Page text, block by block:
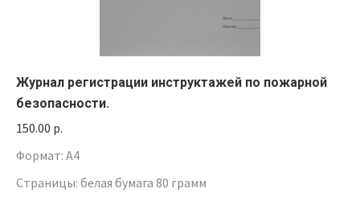
Журнал регистрации инструктажей по пожарной
безопасности.
150.00 р.
Формат: A4
Страницы: белая бумага 80 грамм